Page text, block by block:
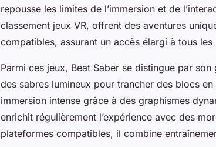
repousse les limites de l’immersion et de
classement jeux VR, offrent des aventures
compatibles, assurant un accès élargi à tous les
Parmi ces jeux, Beat Saber se distingue par
des sabres lumineux pour trancher des blocs
immersion intense grâce à des graphismes
enrichit régulièrement l’expérience avec des
plateformes compatibles, il combine